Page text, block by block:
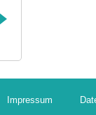
Impressum